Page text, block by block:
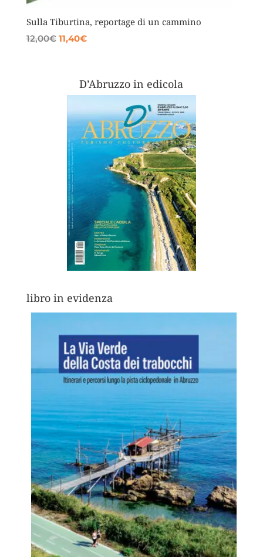
Sulla Tiburtina, reportage di un cammino
12,00€ Il
12,00€.
11,40€Il
è:
11,40€.
D’Abruzzo in edicola
libro in evidenza